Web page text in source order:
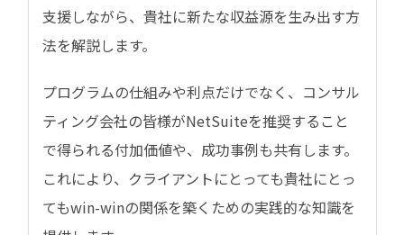
支援しながら、貴社に新たな収益源を生み出す方
法を解説します。
プログラムの仕組みや利点だけでなく、コンサル
ティング会社の皆様がNetSuiteを推奨すること
で得られる付加価値や、成功事例も共有します。
これにより、クライアントにとっても貴社にとっ
てもwin-winの関係を築くための実践的な知識を